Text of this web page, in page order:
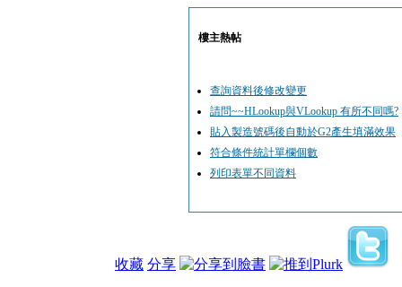
樓主熱帖
查詢資料後修改變更
請問~~HLookup與VLookup 有所不同嗎?
貼入製造號碼後自動於G2產生填滿效果
符合條件統計單欄個數
列印表單不同資料
收藏 分享